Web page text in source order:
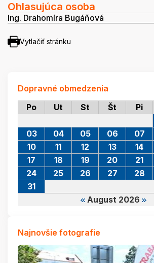
Ohlasujúca osoba
Ing. Drahomíra Bugáňová
Vytlačiť stránku
Dopravné obmedzenia
Po
Ut St Št Pi
August 2026
03
04 05 06 07
10
11 12 13 14
17
18 19 20 21
24
25 26 27 28
31
Najnovšie fotografie